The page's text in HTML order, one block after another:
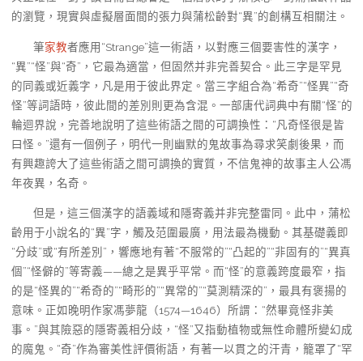
的瀏覽，現實與虛擬層面間的張力與蒲松齡對“異”的創構互相關注。
筆家教者應用“Strange”這一術語，以對應三個要害性的漢字，
“異”“怪”與“奇”，它最為適當，但固然并非完善契合。此三字是罕見
的同義或近義字，凡是用于彼此界定。當三字組合為“希奇”“怪異”“奇
怪”等詞語時，彼此間的差別則更為含混。一部唐代詞典中有關“怪”的
輪迴界說，完善地說明了這些術語之間的可調換性：“凡奇怪很是皆
曰怪。”還有一個例子，明代一則幽默的鬼故事為尋求笑劇後果，而
有興趣誇大了這些術語之間可調換的實質，不信鬼神的故事主人公馮
年夜異，名奇。
但是，這三個漢字的語義域和隱寄義并非完整雷同。此中，蒲松
齡用于小說名的“異”字，觸及范圍最廣，用法最為機動。其基礎義即
“分歧”或“有所差別”，響應地有著“不服常的”“凸起的”“非固有的”“異真
個”“怪僻的”等寄義——總之是異乎平常。而“怪”的意義跨度最窄，指
的是“怪異的”“希奇的”“畸形的”“異常的”“莫測精深的”，最具有褒揚的
意味。正如晚明作家馮夢龍（1574—1646）所謂：“然畢竟怪非美
事。”與其險惡的隱寄義相分歧，“怪”又指動植物或無性命體所變幻成
的魔鬼。“奇”作為審美性評價術語，有著一以貫之的汗青，籠罩了“罕